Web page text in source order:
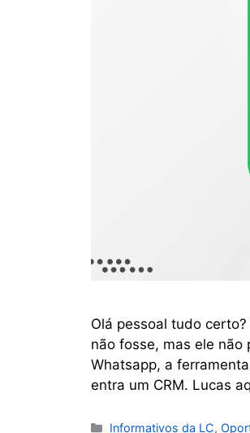
Olá pessoal tudo
não fosse, mas ele
Whatsapp, a
entra um CRM. Lucas
Informativos da LC,